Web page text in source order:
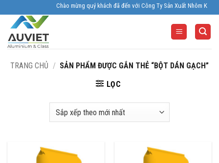
to
content
Chào mừng quý khách đã đến với Công Ty Sản Xuất Nhôm Kính
TRANG CHỦ / SẢN PHẨM ĐƯỢC GẮN THẺ “BỘT DÁN GẠCH”
LỌC